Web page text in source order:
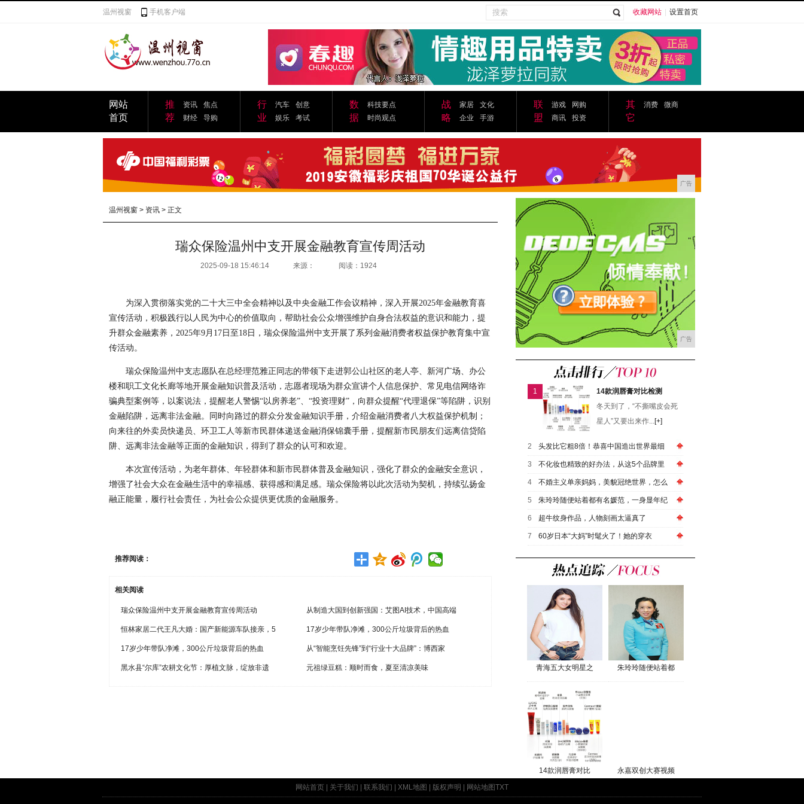
温州视窗 手机客户端 收藏网站 设置首页
网站
首页
推
荐
资讯
焦点
财经
导购
行
业
汽车
创意
娱乐
考试
数
据
科技要点
时尚观点
战
略
家居
文化
企业
手游
联
盟
游戏
网购
商讯
投资
其
它
消费 微商
广告
温州视窗 > 资讯 > 正文
瑞众保险温州中支开展金融教育宣传周活动
2025-09-18 15:46:14 来源： 阅读：1924
为深入贯彻落实党的二十大三中全会精神以及中央金融工作会议精神，深入开展2025年金融教育喜
宣传活动，积极践行以人民为中心的价值取向，帮助社会公众增强维护自身合法权益的意识和能力，提
升群众金融素养，2025年9月17日至18日，瑞众保险温州中支开展了系列金融消费者权益保护教育集中宣
传活动。
瑞众保险温州中支志愿队在总经理范雅正同志的带领下走进郭公山社区的老人亭、新河广场、办公
楼和职工文化长廊等地开展金融知识普及活动，志愿者现场为群众宣讲个人信息保护、常见电信网络诈
骗典型案例等，以案说法，提醒老人警惕“以房养老”、“投资理财”，向群众提醒“代理退保”等陷阱，识别
金融陷阱，远离非法金融。同时向路过的群众分发金融知识手册，介绍金融消费者八大权益保护机制；
向来往的外卖员快递员、环卫工人等新市民群体递送金融消保锦囊手册，提醒新市民朋友们远离信贷陷
阱、远离非法金融等正面的金融知识，得到了群众的认可和欢迎。
本次宣传活动，为老年群体、年轻群体和新市民群体普及金融知识，强化了群众的金融安全意识，
增强了社会大众在金融生活中的幸福感、获得感和满足感。瑞众保险将以此次活动为契机，持续弘扬金
融正能量，履行社会责任，为社会公众提供更优质的金融服务。
推荐阅读：
相关阅读
瑞众保险温州中支开展金融教育宣传周活动 从制造大国到创新强国：艾图AI技术，中国高端
恒林家居二代王凡大婚：国产新能源车队接亲，5 17岁少年带队净滩，300公斤垃圾背后的热血
17岁少年带队净滩，300公斤垃圾背后的热血 从“智能烹饪先锋”到“行业十大品牌”：博西家
黑水县“尔库”农耕文化节：厚植文脉，绽放非遗 元祖绿豆糕：顺时而食，夏至清凉美味
广告
1
14款润唇膏对比检测
冬天到了，“不撕嘴皮会死
星人”又要出来作...[+]
2 头发比它粗8倍！恭喜中国造出世界最细
3 不化妆也精致的好办法，从这5个品牌里
4 不婚主义单亲妈妈，美貌冠绝世界，怎么
5 朱玲玲随便站着都有名媛范，一身显年纪
6 超牛纹身作品，人物刻画太逼真了
7 60岁日本“大妈”时髦火了！她的穿衣
青海五大女明星之 朱玲玲随便站着都
14款润唇膏对比
永嘉双创大赛视频
网站首页
关于我们 联系我们 XML地图 版权声明 网站地图TXT